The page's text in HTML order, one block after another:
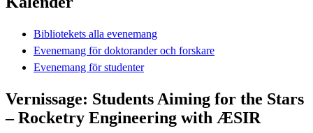
Bibliotekets alla evenemang
Evenemang för doktorander och forskare
Evenemang för studenter
Vernissage: Students Aiming for the Stars
– Rocketry Engineering with ÆSIR